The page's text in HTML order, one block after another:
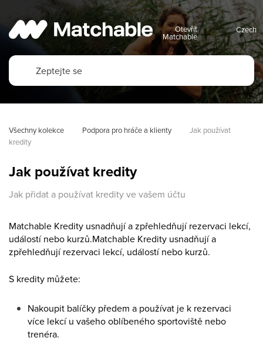
Otevřít
Matchable
Všechny kolekce Podpora pro hráče a klienty
Jak používat
kredity
Jak používat kredity
Jak přidat a používat kredity ve vašem účtu
Matchable Kredity usnadňují a zpřehledňují rezervaci lekcí,
událostí nebo kurzů.Matchable Kredity usnadňují a
zpřehledňují rezervaci lekcí, událostí nebo kurzů.
S kredity můžete:
Nakoupit balíčky předem a používat je k rezervaci
více lekcí u vašeho oblíbeného sportoviště nebo
trenéra.